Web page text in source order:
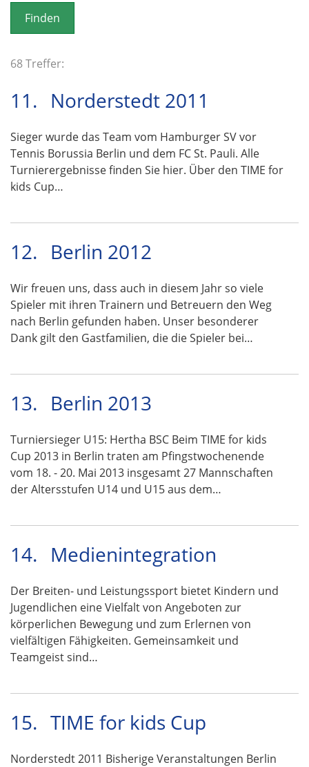
o
n
68 Treffer:
11. Norderstedt 2011
Sieger wurde das Team vom Hamburger SV vor
Tennis Borussia Berlin und dem FC St. Pauli. Alle
Turnierergebnisse finden Sie hier. Über den TIME for
kids Cup…
12. Berlin 2012
Wir freuen uns, dass auch in diesem Jahr so viele
Spieler mit ihren Trainern und Betreuern den Weg
nach Berlin gefunden haben. Unser besonderer
Dank gilt den Gastfamilien, die die Spieler bei…
13. Berlin 2013
Turniersieger U15: Hertha BSC Beim TIME for kids
Cup 2013 in Berlin traten am Pfingstwochenende
vom 18. - 20. Mai 2013 insgesamt 27 Mannschaften
der Altersstufen U14 und U15 aus dem…
14. Medienintegration
Der Breiten- und Leistungssport bietet Kindern und
Jugendlichen eine Vielfalt von Angeboten zur
körperlichen Bewegung und zum Erlernen von
vielfältigen Fähigkeiten. Gemeinsamkeit und
Teamgeist sind…
15. TIME for kids Cup
Norderstedt 2011 Bisherige Veranstaltungen Berlin